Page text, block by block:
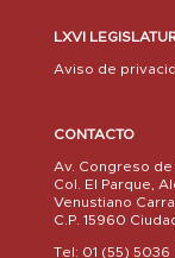
LXVI
Aviso de
CONTACTO
Av. Congreso de
Col. El Parque,
Venustiano
C.P. 15960
Tel: 01 (55)